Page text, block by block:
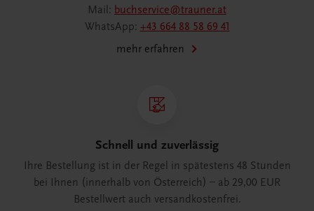
Mail: buchservice@trauner.at
WhatsApp: +43 664 88 58 69 41
mehr erfahren
Schnell und zuverlässig
Ihre Bestellung ist in der Regel in spätestens 48 Stunden
bei Ihnen (innerhalb von Österreich) – ab 29,00 EUR
Bestellwert auch versandkostenfrei.